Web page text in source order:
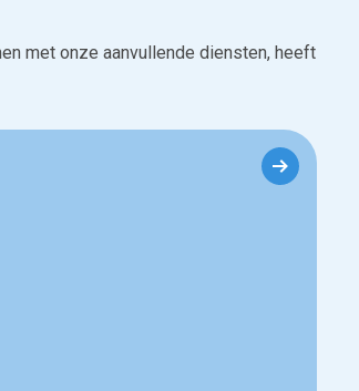
met onze aanvullende diensten, heeft